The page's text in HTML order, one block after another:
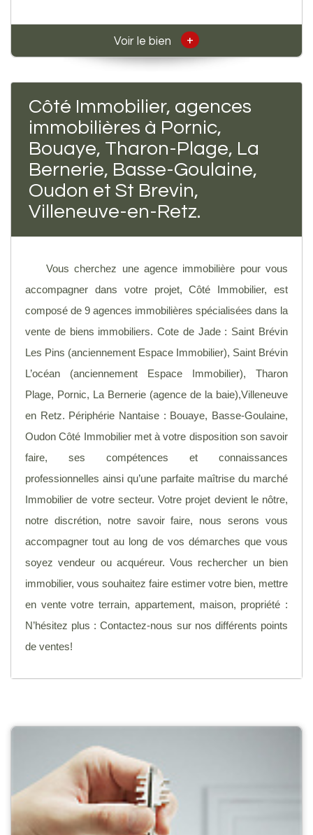
Voir le bien +
Côté Immobilier, agences
immobilières à Pornic,
Bouaye, Tharon-Plage, La
Bernerie, Basse-Goulaine,
Oudon et St Brevin,
Villeneuve-en-Retz.
Vous cherchez une agence immobilière pour vous
accompagner dans votre projet, Côté Immobilier, est
composé de 9 agences immobilières spécialisées dans la
vente de biens immobiliers. Cote de Jade : Saint Brévin
Les Pins (anciennement Espace Immobilier), Saint Brévin
L’océan (anciennement Espace Immobilier), Tharon
Plage, Pornic, La Bernerie (agence de la baie),Villeneuve
en Retz. Périphérie Nantaise : Bouaye, Basse-Goulaine,
Oudon Côté Immobilier met à votre disposition son savoir
faire, ses compétences et connaissances
professionnelles ainsi qu’une parfaite maîtrise du marché
Immobilier de votre secteur. Votre projet devient le nôtre,
notre discrétion, notre savoir faire, nous serons vous
accompagner tout au long de vos démarches que vous
soyez vendeur ou acquéreur. Vous rechercher un bien
immobilier, vous souhaitez faire estimer votre bien, mettre
en vente votre terrain, appartement, maison, propriété :
N’hésitez plus : Contactez-nous sur nos différents points
de ventes!